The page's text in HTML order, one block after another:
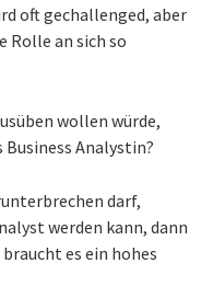
oft gechallenged, aber
Rolle an sich so
wollen würde,
Analystin?
darf,
werden kann, dann
es ein hohes